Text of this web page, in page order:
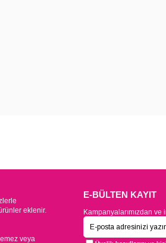
eklenir.
veya
E-BÜLTEN KAYIT
Kampanyalarımızdan